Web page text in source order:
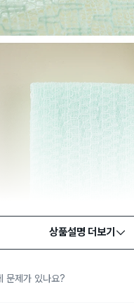
상품설명 더보기
문제가 있나요?